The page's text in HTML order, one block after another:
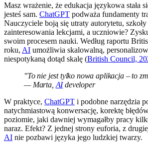
Masz wrażenie, że edukacja językowa stała
jesteś sam. ChatGPT podważa fundamenty
Nauczyciele boją się utraty autorytetu, szkoły
zainteresowania lekcjami, a uczniowie?
swoim procesem nauki. Według raportu
roku, AI umożliwia skalowalną,
niespotykaną dotąd skalę (British Council,
"To nie jest tylko nowa aplikacja – to
— Marta, AIdeveloper
W praktyce, ChatGPT i podobne narzędzia
natychmiastową konwersację, korektę
poziomie, jaki dawniej wymagałby pracy
naraz. Efekt? Z jednej strony euforia, z
AI nie pozbawi języka jego ludzkiej twarzy.